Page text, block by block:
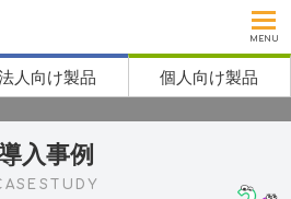
MENU
人向け製品 個人向け製品
入事例